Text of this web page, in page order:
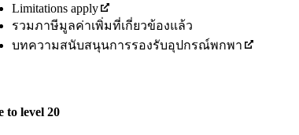
Limitations apply
รวมภาษีมูลค่าเพิ่มที่เกี่ยวข้องแล้ว
บทความสนับสนุนการรองรับอุปกรณ์พกพา
to level 20